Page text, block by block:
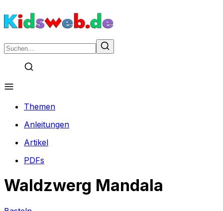
Themen
Anleitungen
Artikel
PDFs
Waldzwerg Mandala